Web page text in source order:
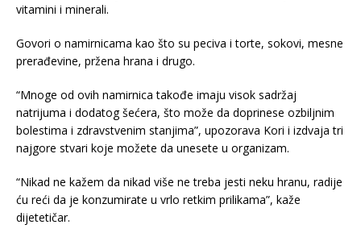
vitamini i minerali.
Govori o namirnicama kao što su peciva i torte, sokovi, mesne
prerađevine, pržena hrana i drugo.
“Mnoge od ovih namirnica takođe imaju visok sadržaj
natrijuma i dodatog šećera, što može da doprinese ozbiljnim
bolestima i zdravstvenim stanjima”, upozorava Kori i izdvaja tri
najgore stvari koje možete da unesete u organizam.
“Nikad ne kažem da nikad više ne treba jesti neku hranu, radije
ću reći da je konzumirate u vrlo retkim prilikama”, kaže
dijetetičar.